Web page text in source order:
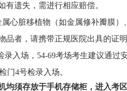
遗失，需进行相应赔偿。
心脏移植物（如金属修补瓣膜）
品者，请携带正规医院出具的证
录入场，54-69考场考生建议通过
门4号检录入场。
均须存放于手机存储柜，进入考